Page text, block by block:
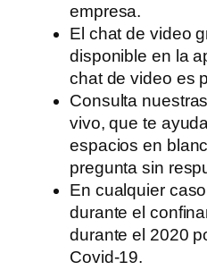
empresa.
El chat de video
disponible en la
chat de video es
Consulta
vivo, que te
espacios en
pregunta sin
En cualquier
durante el
durante el 2020
Covid-19.